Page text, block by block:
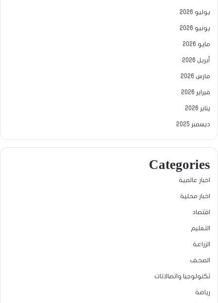
يوليو 2026
يونيو 2026
مايو 2026
أبريل 2026
مارس 2026
فبراير 2026
يناير 2026
ديسمبر 2025
Categories
اخبار عالمية
اخبار محلية
اقتصاد
التعليم
الزراعة
الصحف
تكنولوجيا واتصالاتات
رياضة